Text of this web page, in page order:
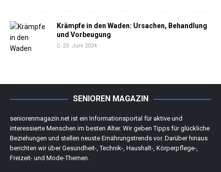
Krämpfe in den Waden: Ursachen, Behandlung
und Vorbeugung
23. Juni 2024
SENIOREN MAGAZIN
seniorenmagazin.net ist ein Informationsportal für aktive und
interessierte Menschen im besten Alter. Wir geben Tipps für glückliche
Beziehungen und stellen neuste Ernährungstrends vor. Darüber hinaus
berichten wir über Gesundheit-, Technik-, Haushalt-, Körperpflege-,
Freizeit- und Mode-Themen.